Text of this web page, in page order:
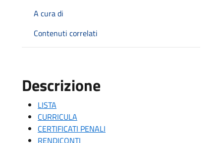
A cura di
Contenuti correlati
Descrizione
LISTA
CURRICULA
CERTIFICATI PENALI
RENDICONTI